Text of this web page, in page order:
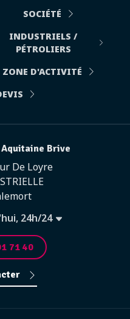
SOCIÉTÉ
INDUSTRIELS /
PÉTROLIERS
ZONE D'ACTIVITÉ
Brive
De Loyre
24h/24
71 40